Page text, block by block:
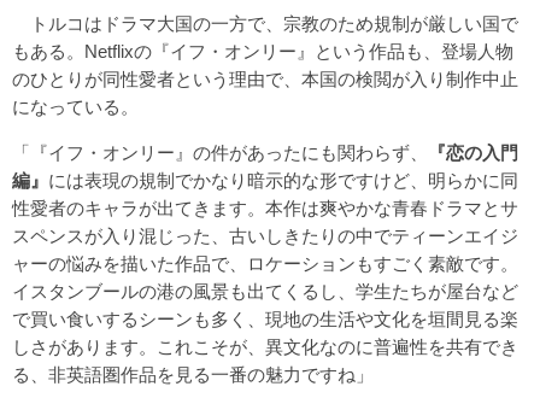
トルコはドラマ大国の一方で、宗教のため規制が厳しい国で
もある。Netflixの『イフ・オンリー』という作品も、登場人物
のひとりが同性愛者という理由で、本国の検閲が入り制作中止
になっている。
「『イフ・オンリー』の件があったにも関わらず、
『恋の入門
編』 には表現の規制でかなり暗示的な形ですけど、明らかに同
性愛者のキャラが出てきます。本作は爽やかな青春ドラマとサ
スペンスが入り混じった、古いしきたりの中でティーンエイジ
ャーの悩みを描いた作品で、ロケーションもすごく素敵です。
イスタンブールの港の風景も出てくるし、学生たちが屋台など
で買い食いするシーンも多く、現地の生活や文化を垣間見る楽
しさがあります。これこそが、異文化なのに普遍性を共有でき
る、非英語圏作品を見る一番の魅力ですね」